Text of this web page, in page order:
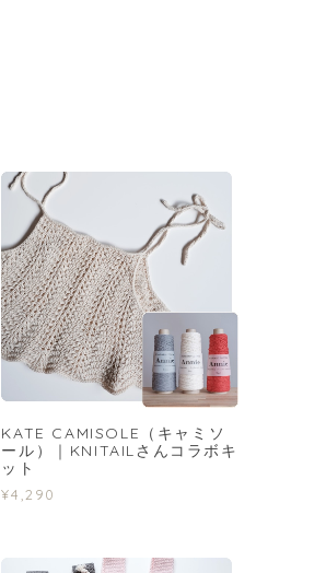
KATE CAMISOLE（キャミソ
ール）｜KNITAILさんコラボキ
ット
¥4,290